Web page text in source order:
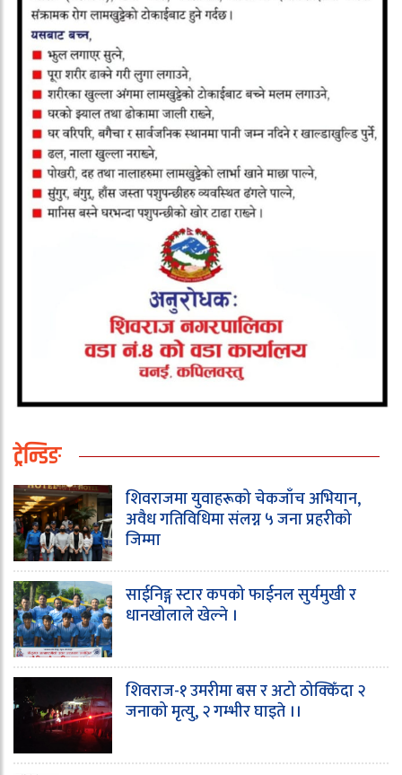
ट्रेन्डिङ
शिवराजमा युवाहरूको चेकजाँच अभियान,
अवैध गतिविधिमा संलग्न ५ जना प्रहरीको
जिम्मा
साईनिङ्ग स्टार कपको फाईनल सुर्यमुखी र
धानखोलाले खेल्ने ।
शिवराज-१ उमरीमा बस र अटो ठोक्किँदा २
जनाको मृत्यु, २ गम्भीर घाइते ।।